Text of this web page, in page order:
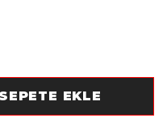
SEPETE EKLE